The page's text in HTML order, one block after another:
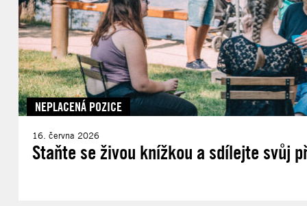
NEPLACENÁ POZICE
16. června 2026
Staňte se živou knížkou a sdílejte svůj